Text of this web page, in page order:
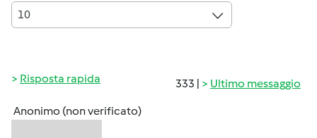
10
333 | Ultimo messaggio
Risposta rapida
Anonimo (non verificato)